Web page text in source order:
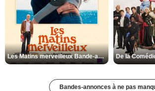
Les Matins merveilleux Bande-annonce VF
Bandes-annonces à ne pas